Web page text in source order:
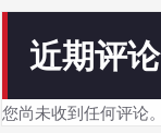
近期评论
您尚未收到任何评论。